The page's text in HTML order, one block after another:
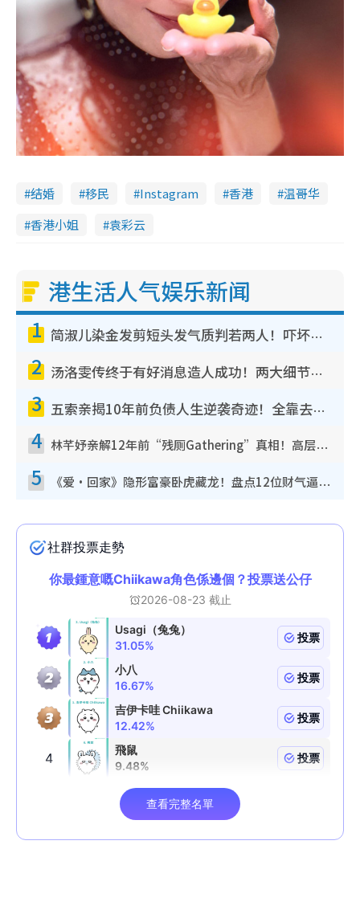
结婚 移民 Instagram 香港
温哥华
香港小姐
袁彩云
港生活人气娱乐新闻
1 简淑儿染金发剪短头发气质判若两人！吓坏老公麦大力都认不出：“你做什么？”
2 汤洛雯传终于有好消息造人成功！两大细节曝孕味极浓引猜测：大肚婆先会咁！
3 五索亲揭10年前负债人生逆袭奇迹！全靠去一地方转运后即遇上马先生
4 林芊妤亲解12年前“残厕Gathering”真相！高层解约一句话重创尊严，至今拒返TVB
5 《爱·回家》隐形富豪卧虎藏龙！盘点12位财气逼人的有钱艺人：这位美女3亿身家不愁做